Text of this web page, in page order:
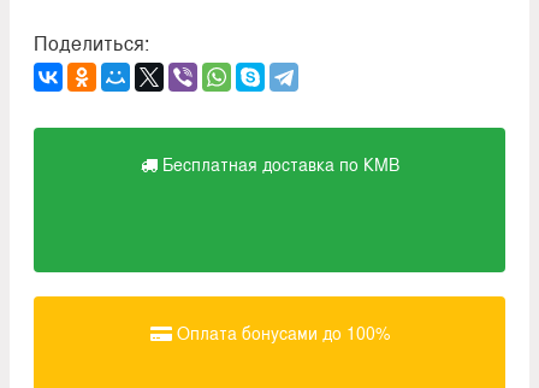
Поделиться:
Бесплатная доставка по КМВ
Оплата бонусами до 100%